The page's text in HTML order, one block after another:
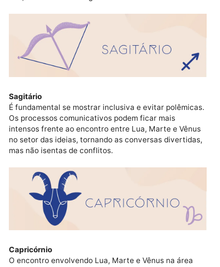
Escorpião
O diálogo com o entorno pode ficar conturbado pela
tensão promovida por Urano, pedindo diplomacia.
postura proativa e adaptável para fazer frente às
demandas pode aflorar, o que dinamiza a rotina, pois
Lua, Marte e Vênus seguem na área familiar.